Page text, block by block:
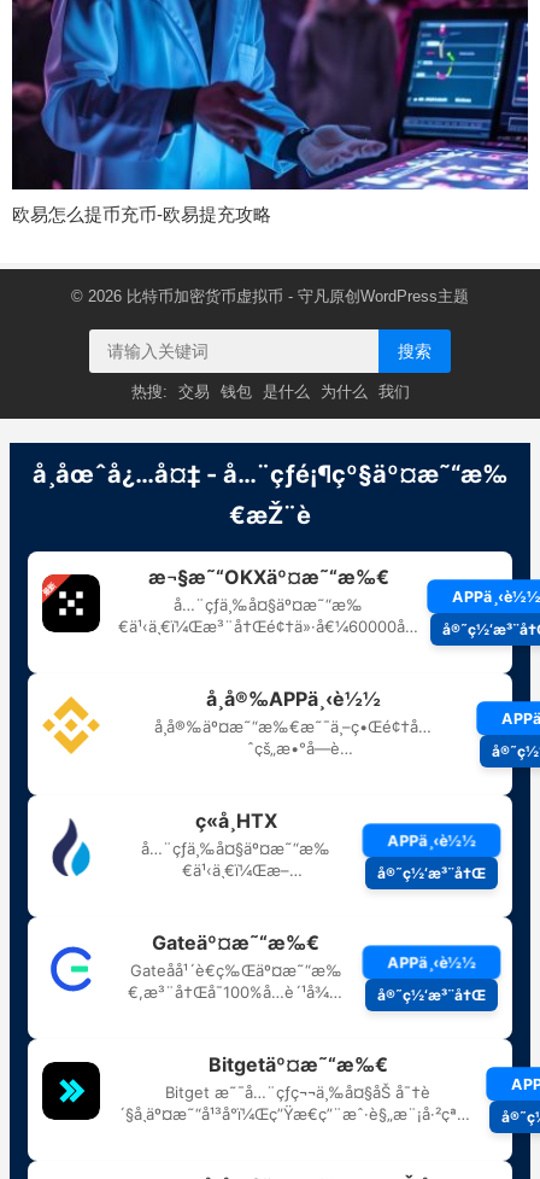
欧易怎么提币充币-欧易提充攻略
© 2026 比特币加密货币虚拟币 - 守凡原创 WordPress主题
搜索
热搜: 交易 钱包 是什么 为什么 我们